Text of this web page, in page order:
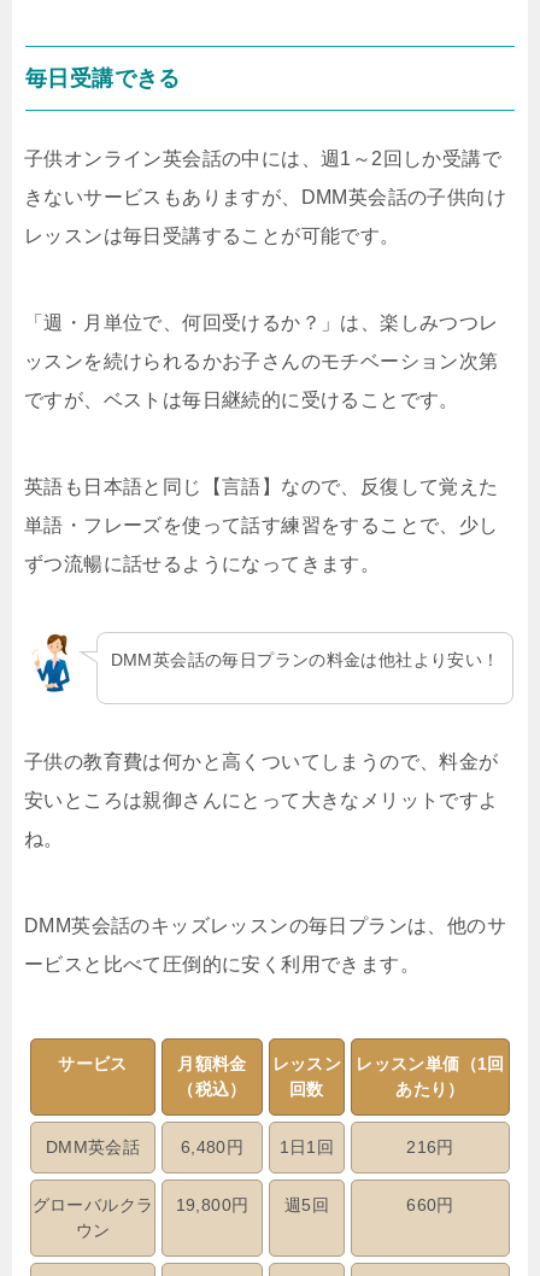
毎日受講できる
子供オンライン英会話の中には、週1～2回しか受講で
きないサービスもありますが、DMM英会話の子供向け
レッスンは毎日受講することが可能です。
「週・月単位で、何回受けるか？」は、楽しみつつレ
ッスンを続けられるかお子さんのモチベーション次第
ですが、ベストは毎日継続的に受けることです。
英語も日本語と同じ【言語】なので、反復して覚えた
単語・フレーズを使って話す練習をすることで、少し
ずつ流暢に話せるようになってきます。
DMM英会話の毎日プランの料金は他社より安い！
子供の教育費は何かと高くついてしまうので、料金が
安いところは親御さんにとって大きなメリットですよ
ね。
DMM英会話のキッズレッスンの毎日プランは、他のサ
ービスと比べて圧倒的に安く利用できます。
サービス
月額料金
（税込）
レッスン
回数
レッスン単価（1回
あたり）
DMM英会話 6,480円 1日1回 216円
グローバルクラ
ウン
19,800円 週5回 660円